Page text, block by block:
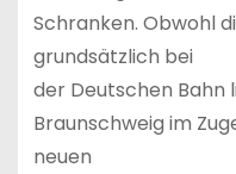
Schranken. Obwohl
grundsätzlich bei
der Deutschen Bahn
Braunschweig im
neuen